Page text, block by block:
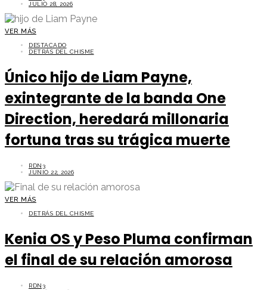
JULIO 28, 2026
VER MÁS
DESTACADO
DETRÁS DEL CHISME
Único hijo de Liam Payne,
exintegrante de la banda One
Direction, heredará millonaria
fortuna tras su trágica muerte
RDN3
JUNIO 22, 2026
VER MÁS
DETRÁS DEL CHISME
Kenia OS y Peso Pluma confirman
el final de su relación amorosa
RDN3